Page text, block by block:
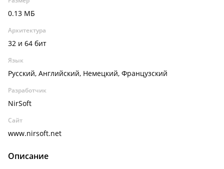
0.13 МБ
Архитектура
32 и 64 бит
Язык
Русский, Английский, Немецкий, Французский
Разработчик
NirSoft
Сайт
www.nirsoft.net
Описание